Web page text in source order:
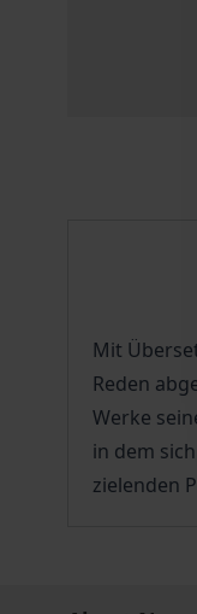
Mit
Reden
Werke
in dem
zielenden